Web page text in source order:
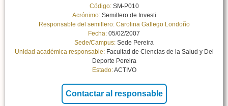
Código:SM-P010
Acrónimo:Semillero de Investi
Responsable del semillero: Carolina Gallego Londoño
Fecha: 05/02/2007
Sede/Campus: Sede Pereira
Unidad académica responsable:Facultad de Ciencias de la Salud y Del
Deporte Pereira
Estado:ACTIVO